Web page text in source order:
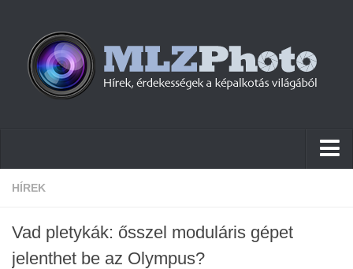
Hírek
Cikkek
HÍREK
Vad pletykák: ősszel moduláris gépet
jelenthet be az Olympus?